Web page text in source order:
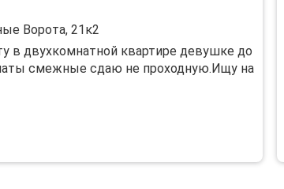
Ворота, 21к2
в двухкомнатной квартире девушке до
смежные сдаю не проходную.Ищу на